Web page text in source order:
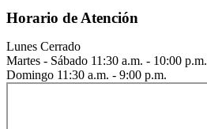
Horario de Atención
Lunes Cerrado
Martes - Sábado 11:30 a.m. - 10:00 p.m.
Domingo 11:30 a.m. - 9:00 p.m.